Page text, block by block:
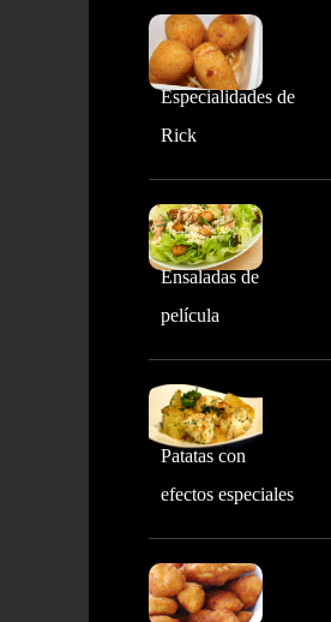
Especialidades de
Rick
Ensaladas de
película
Patatas con
efectos especiales